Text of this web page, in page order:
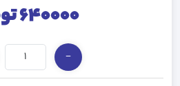
640000 تومان
−